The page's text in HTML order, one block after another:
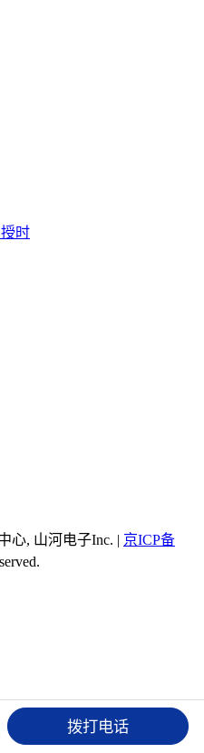
时
心, 山河电子Inc. | 京ICP备
现高精度授时 北斗授时密码
机授时 拨打电话